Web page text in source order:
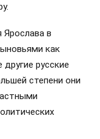
Ярослава в
как
русские
степени они